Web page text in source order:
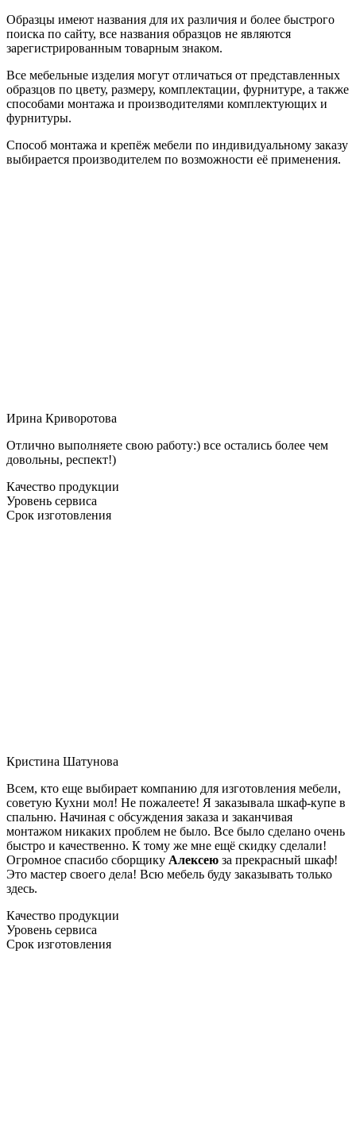
Образцы имеют названия для их различия и более быстрого
поиска по сайту, все названия образцов не являются
зарегистрированным товарным знаком.
Все мебельные изделия могут отличаться от представленных
образцов по цвету, размеру, комплектации, фурнитуре, а также
способами монтажа и производителями комплектующих и
фурнитуры.
Способ монтажа и крепёж мебели по индивидуальному заказу
выбирается производителем по возможности её применения.
Ирина Криворотова
Отлично выполняете свою работу:) все остались более чем
довольны, респект!)
Качество продукции
Уровень сервиса
Срок изготовления
Кристина Шатунова
Всем, кто еще выбирает компанию для изготовления мебели,
советую Кухни мол! Не пожалеете! Я заказывала шкаф-купе в
спальню. Начиная с обсуждения заказа и заканчивая
монтажом никаких проблем не было. Все было сделано очень
быстро и качественно. К тому же мне ещё скидку сделали!
Огромное спасибо сборщику Алексею за прекрасный шкаф!
Это мастер своего дела! Всю мебель буду заказывать только
здесь.
Качество продукции
Уровень сервиса
Срок изготовления